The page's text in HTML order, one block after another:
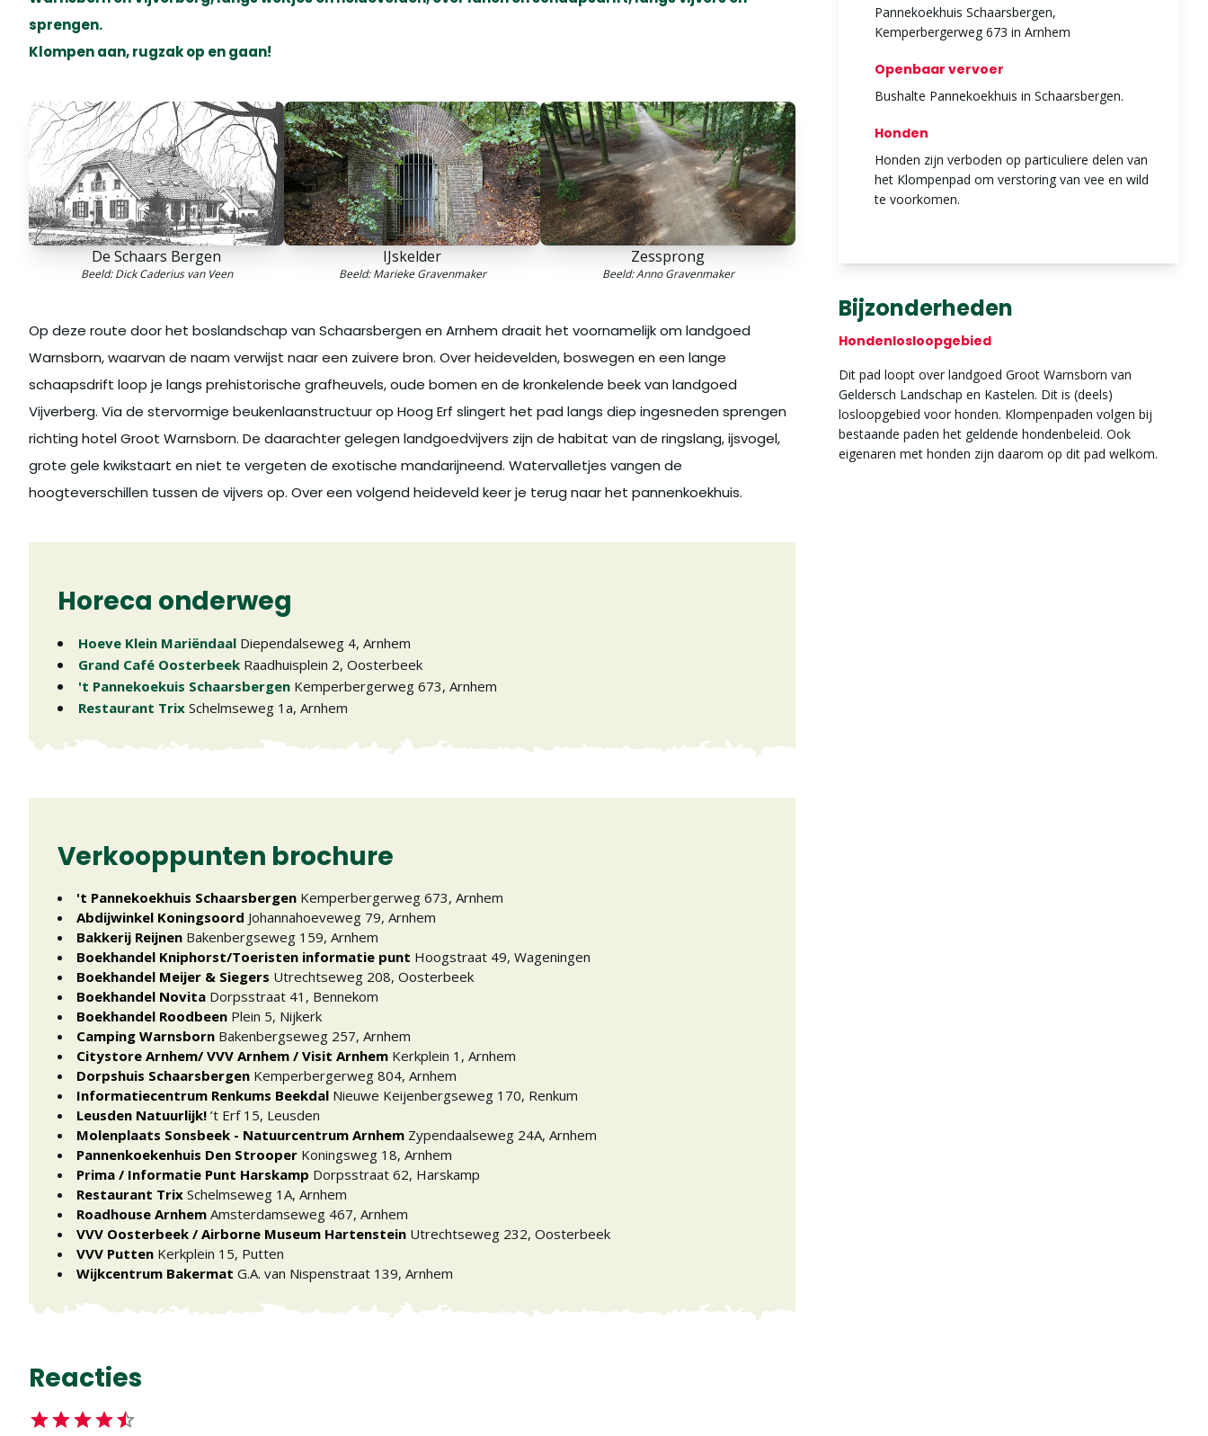
sprengen.
Klompen aan, rugzak op en gaan!
De Schaars Bergen
Beeld: Dick Caderius van Veen
IJskelder
Beeld: Marieke Gravenmaker
Zessprong
Beeld: Anno Gravenmaker
Op deze route door het boslandschap van Schaarsbergen en Arnhem draait het voornamelijk om landgoed
Warnsborn, waarvan de naam verwijst naar een zuivere bron. Over heidevelden, boswegen en een lange
schaapsdrift loop je langs prehistorische grafheuvels, oude bomen en de kronkelende beek van landgoed
Vijverberg. Via de stervormige beukenlaanstructuur op Hoog Erf slingert het pad langs diep ingesneden sprengen
richting hotel Groot Warnsborn. De daarachter gelegen landgoedvijvers zijn de habitat van de ringslang, ijsvogel,
grote gele kwikstaart en niet te vergeten de exotische mandarijneend. Watervalletjes vangen de
hoogteverschillen tussen de vijvers op. Over een volgend heideveld keer je terug naar het pannenkoekhuis.
Horeca onderweg
Hoeve Klein Mariëndaal Diependalseweg 4, Arnhem
Grand Café Oosterbeek Raadhuisplein 2, Oosterbeek
't Pannekoekuis Schaarsbergen Kemperbergerweg 673, Arnhem
Restaurant Trix Schelmseweg 1a, Arnhem
Verkooppunten brochure
't Pannekoekhuis Schaarsbergen Kemperbergerweg 673, Arnhem
Abdijwinkel Koningsoord Johannahoeveweg 79, Arnhem
Bakkerij Reijnen Bakenbergseweg 159, Arnhem
Boekhandel Kniphorst/Toeristen informatie punt Hoogstraat 49, Wageningen
Boekhandel Meijer & Siegers Utrechtseweg 208, Oosterbeek
Boekhandel Novita Dorpsstraat 41 , Bennekom
Boekhandel Roodbeen Plein 5, Nijkerk
Camping Warnsborn Bakenbergseweg 257, Arnhem
Citystore Arnhem/ VVV Arnhem / Visit Arnhem Kerkplein 1 , Arnhem
Dorpshuis Schaarsbergen Kemperbergerweg 804, Arnhem
Informatiecentrum Renkums Beekdal Nieuwe Keijenbergseweg 170, Renkum
Leusden Natuurlijk! ’t Erf 15, Leusden
Molenplaats Sonsbeek - Natuurcentrum Arnhem Zypendaalseweg 24A, Arnhem
Pannenkoekenhuis Den Strooper Koningsweg 18, Arnhem
Prima / Informatie Punt Harskamp Dorpsstraat 62, Harskamp
Restaurant Trix Schelmseweg 1A, Arnhem
Roadhouse Arnhem Amsterdamseweg 467, Arnhem
VVV Oosterbeek / Airborne Museum Hartenstein Utrechtseweg 232, Oosterbeek
VVV Putten Kerkplein 15, Putten
Wijkcentrum Bakermat G.A. van Nispenstraat 139, Arnhem
Reacties
Pannekoekhuis Schaarsbergen,
Kemperbergerweg 673 in Arnhem
Openbaar vervoer
Bushalte Pannekoekhuis in Schaarsbergen.
Honden
Honden zijn verboden op particuliere delen van
het Klompenpad om verstoring van vee en wild
te voorkomen.
Bijzonderheden
Hondenlosloopgebied
Dit pad loopt over landgoed Groot Warnsborn van
Geldersch Landschap en Kastelen. Dit is (deels)
losloopgebied voor honden. Klompenpaden volgen bij
bestaande paden het geldende hondenbeleid. Ook
eigenaren met honden zijn daarom op dit pad welkom.